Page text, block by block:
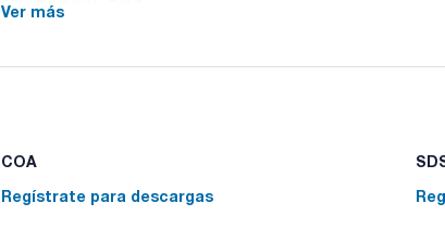
Marca : Kartell
Ver más
COA
Regístrate para descargas